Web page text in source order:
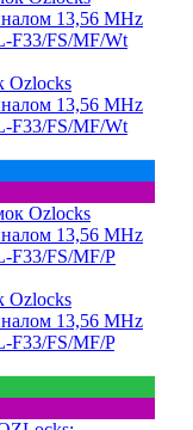
Ozlocks
13,56 MHz
F33/FS/MF/Wt
Ozlocks
13,56 MHz
F33/FS/MF/P